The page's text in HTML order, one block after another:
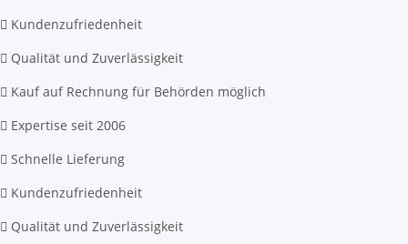
Kundenzufriedenheit
Qualität und Zuverlässigkeit
Kauf auf Rechnung für Behörden möglich
Expertise seit 2006
Schnelle Lieferung
Kundenzufriedenheit
Qualität und Zuverlässigkeit